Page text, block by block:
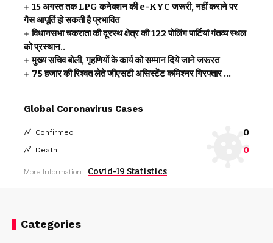
15 अगस्त तक LPG कनेक्शन की e-KYC जरूरी, नहीं कराने पर
गैस आपूर्ति हो सकती है प्रभावित
विधानसभा चकराता की दूरस्थ क्षेत्र की 122 पोलिंग पार्टियां गंतव्य स्थल
को प्रस्थान..
मुख्य सचिव बोली, गृहणियों के कार्य को सम्मान दिये जाने जरूरत
75 हजार की रिश्वत लेते जीएसटी असिस्टेंट कमिश्नर गिरफ्तार …
Global Coronavirus Cases
Confirmed 0
Death 0
More Information: Covid-19 Statistics
Categories